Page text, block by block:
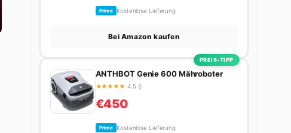
Prime Kostenlose Lieferung
Bei Amazon kaufen
PREIS-TIPP
ANTHBOT Genie 600 Mähroboter
★★★★★ 4.5 ()
€450
Prime Kostenlose Lieferung